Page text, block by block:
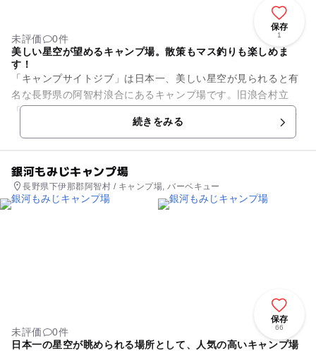
保存
1
未評価
0件
美しい星空が望めるキャンプ場。散策もマス釣りも楽しめま
す！
「キャンプサイトジブ」は日本一、美しい星空が見られると有
名な長野県の阿智村浪合にあるキャンプ場です。旧浪合村立
「青少年の家」をリニューアルした敷地内には、サイズが異な
る複数のサイトをご用意。「星...
続きをみる
銀河もみじキャンプ場
長野県下伊那郡阿智村 / キャンプ場, バーベキュー
保存
66
未評価
0件
日本一の星空が眺められる場所として、人気の高いキャンプ場